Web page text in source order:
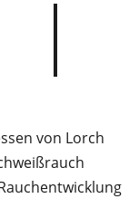
von Lorch